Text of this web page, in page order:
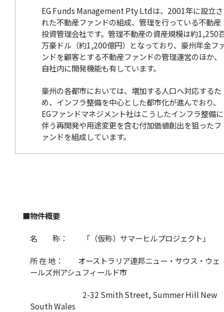
EG Funds Management Pty Ltdは、2001年に設立さ
れた不動産ファンドの組成、管理を行っている不動産
投資管理会社です。管理不動産の資産規模は約1,250
万豪ドル（約1,200億円）となっており、豪州年金フ
ンドを顧客とする不動産ファンドの管理運営のほか、
自社内に開発機能も有しています。
豪州の各都市においては、増加する人口へ対応するた
め、インフラ整備を中心とした都市化が進んでおり、
EGファンドマネジメント社はこうしたインフラ整備に
伴う再開発や用途変更を含む付加価値創出を狙ったフ
ァンドを組成しています。
■物件概要
名 称： 「（仮称）サマーヒルプロジェクト」
所 在 地： オーストラリア連邦ニュー・サウス・ウェ
ールズ州アシュフィールド市
2-32 Smith Street, Summer Hill New
South Wales